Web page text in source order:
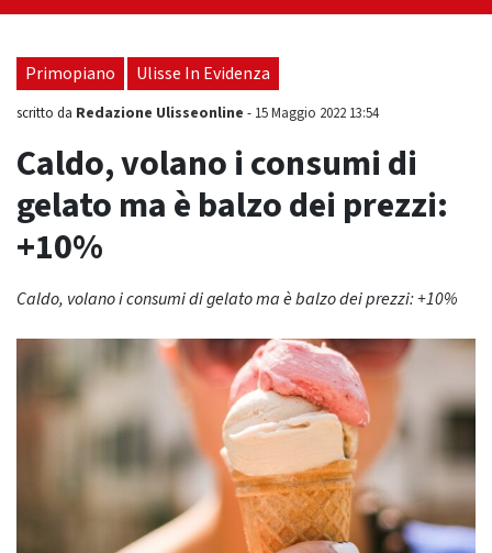
Primopiano Ulisse In Evidenza
scritto da Redazione Ulisseonline - 15 Maggio 2022 13:54
Caldo, volano i consumi di
gelato ma è balzo dei prezzi:
+10%
Caldo, volano i consumi di gelato ma è balzo dei prezzi: +10%